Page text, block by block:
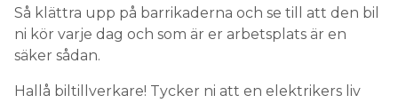
Så klättra upp på barrikaderna och se till att den bil
ni kör varje dag och som är er arbetsplats är en
säker sådan.
Hallå biltillverkare! Tycker ni att en elektrikers liv